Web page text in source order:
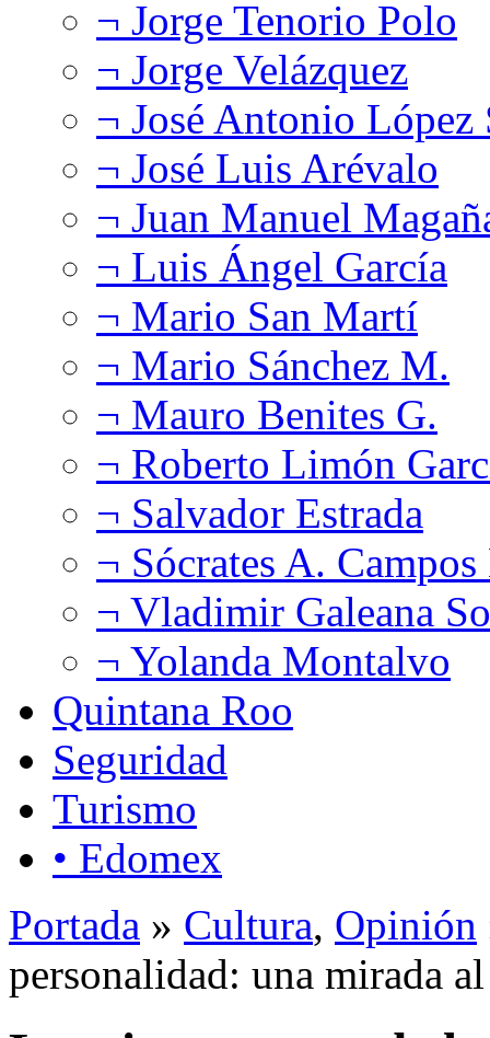
¬ Jorge Tenorio Polo
¬ Jorge Velázquez
¬ José Antonio López
¬ José Luis Arévalo
¬ Juan Manuel
¬ Luis Ángel García
¬ Mario San Martí
¬ Mario Sánchez M.
¬ Mauro Benites G.
¬ Roberto Limón
¬ Salvador Estrada
¬ Sócrates A.
¬ Vladimir Galeana
¬ Yolanda Montalvo
Quintana Roo
Seguridad
Turismo
• Edomex
Portada » Cultura, Opinión
personalidad: una mirada